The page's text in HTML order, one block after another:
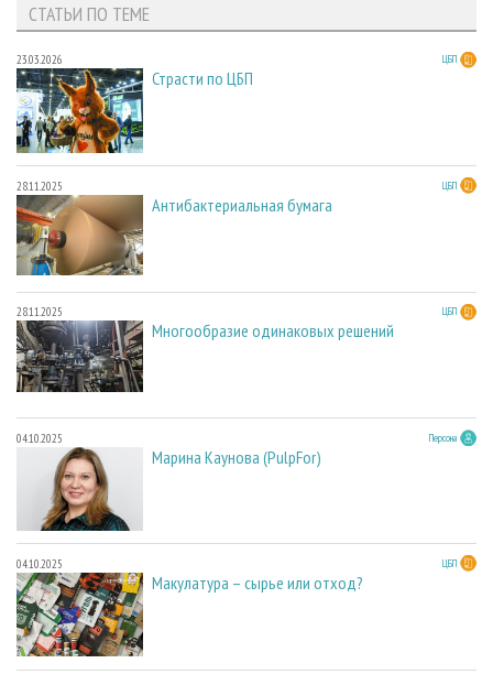
СТАТЬИ ПО ТЕМЕ
23.03.2026 ЦБП
Страсти по ЦБП
28.11.2025 ЦБП
Антибактериальная бумага
28.11.2025 ЦБП
Многообразие одинаковых решений
04.10.2025 Персона
Марина Каунова (PulpFor)
04.10.2025 ЦБП
Макулатура – сырье или отход?